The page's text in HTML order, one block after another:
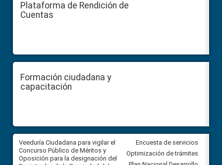
Plataforma de Rendición de
Cuentas
Formación ciudadana y
capacitación
Veeduría Ciudadana para vigilar el
Concurso Público de Méritos y
Oposición para la designación del
Veeduría Ciudadana para
construcción del asfaltado de
Encuesta de servicios
Optimización de trámites